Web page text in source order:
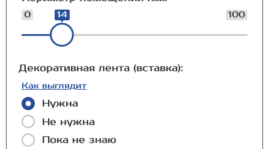
0 100
14
Декоративная лента (вставка):
Как выглядит
Нужна
Не нужна
Пока не знаю